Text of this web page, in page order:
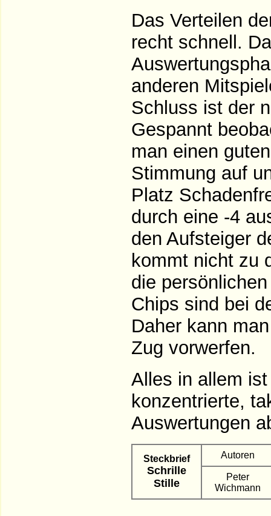
Das Verteilen
recht schnell.
anderen
Schluss ist der
Gespannt
man einen
Stimmung auf
Platz
durch eine -4
den Aufsteiger
kommt nicht zu
die
Chips sind bei
Daher kann
Zug vorwerfen.
Alles in allem
konzentrierte,
Auswertungen
Steckbrief
Schrille
Stille
Autoren
Peter
Wichmann